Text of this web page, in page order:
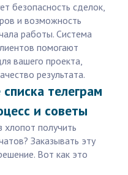
безопасность сделок,
и возможность
работы. Система
помогают
вашего проекта,
результата.
телеграм
и советы
хлопот получить
Заказывать эту
Вот как это